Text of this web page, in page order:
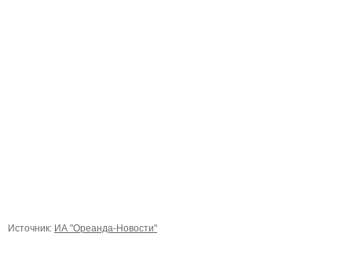
Источник: ИА "Ореанда-Новости"